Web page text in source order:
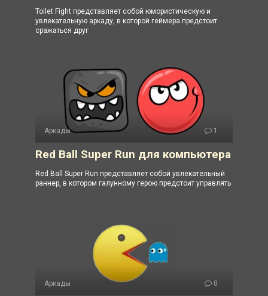
Toilet Fight представляет собой юмористическую и
увлекательную аркаду, в которой геймера предстоит
сражаться друг
Аркады 1
Red Ball Super Run для компьютера
Red Ball Super Run представляет собой увлекательный
раннер, в котором галунному герою предстоит управлять
Аркады 0